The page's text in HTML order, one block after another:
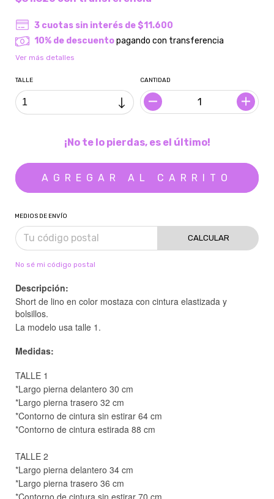
3 cuotas sin interés de$11.600
10% de descuentopagando con transferencia
Ver más detalles
TALLE CANTIDAD
¡No te lo pierdas, es el último!
MEDIOS DE ENVÍO
CALCULAR
No sé mi código postal
Descripción:
Short de lino en color mostaza con cintura elastizada y
bolsillos.
La modelo usa talle 1.
Medidas:
TALLE 1
*Largo pierna delantero 30 cm
*Largo pierna trasero 32 cm
*Contorno de cintura sin estirar 64 cm
*Contorno de cintura estirada 88 cm
TALLE 2
*Largo pierna delantero 34 cm
*Largo pierna trasero 36 cm
*Contorno de cintura sin estirar 70 cm